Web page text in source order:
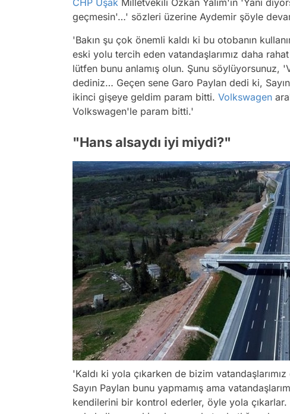
geçmesin'…' sözleri üzerine Aydemir şöyle
'Bakın şu çok önemli kaldı ki bu otobanın
eski yolu tercih eden vatandaşlarımız daha
lütfen bunu anlamış olun. Şunu söylüyorsunuz,
dediniz… Geçen sene Garo Paylan dedi ki, Sayın
ikinci gişeye geldim param bitti. Volkswagen
Volkswagen'le param bitti.'
"Hans alsaydı iyi miydi?"
'Kaldı ki yola çıkarken de bizim
Sayın Paylan bunu yapmamış ama
kendilerini bir kontrol ederler, öyle yola çıkarlar.